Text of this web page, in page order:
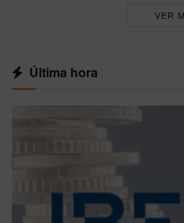
VER
Última hora